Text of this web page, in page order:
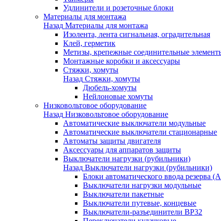
Удлинители и розеточные блоки
Материалы для монтажа
Назад Материалы для монтажа
Изолента, лента сигнальная, оградительная
Клей, герметик
Метизы, крепежные соединительные
Монтажные коробки и аксессуары
Стяжки, хомуты
Назад Стяжки, хомуты
Дюбель-хомуты
Нейлоновые хомуты
Низковольтовое оборудование
Назад Низковольтовое оборудование
Автоматические выключатели модульные
Автоматические выключатели стационарные
Автоматы защиты двигателя
Аксессуары для аппаратов защиты
Выключатели нагрузки (рубильники)
Назад Выключатели нагрузки (рубильники)
Блоки автоматического ввода резерва
Выключатели нагрузки модульные
Выключатели пакетные
Выключатели путевые, концевые
Выключатели-разъединители ВР32